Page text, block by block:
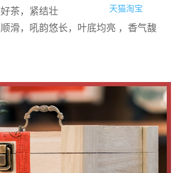
天猫淘宝
茶，紧结壮
滑，吼韵悠长，叶底均亮 ，香气馥